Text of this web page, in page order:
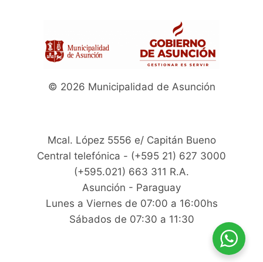
© 2026 Municipalidad de Asunción
Mcal. López 5556 e/ Capitán Bueno
Central telefónica - (+595 21) 627 3000
(+595.021) 663 311 R.A.
Asunción - Paraguay
Lunes a Viernes de 07:00 a 16:00hs
Sábados de 07:30 a 11:30